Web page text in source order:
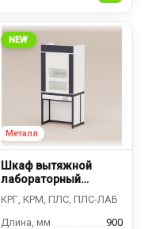
NEW
Шкаф вытяжной
лабораторный
900